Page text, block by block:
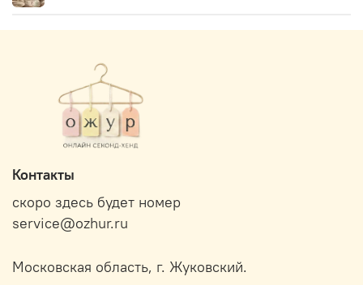
Контакты
скоро здесь будет номер
service@ozhur.ru
Московская область, г. Жуковский.